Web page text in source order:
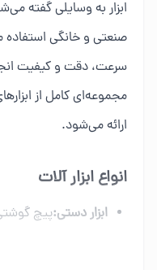
ابزار به وسایلی گفته
صنعتی و خانگی استفاده
سرعت، دقت و کیفیت
مجموعه‌ای کامل از
ارائه می‌شود.
انواع ابزار آلات
ابزار دستی:پیچ